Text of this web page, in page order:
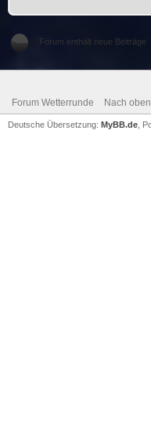
Forum enthält neue Beiträge
Forum Wetterrunde Nach oben
Deutsche Übersetzung: MyBB.de ,